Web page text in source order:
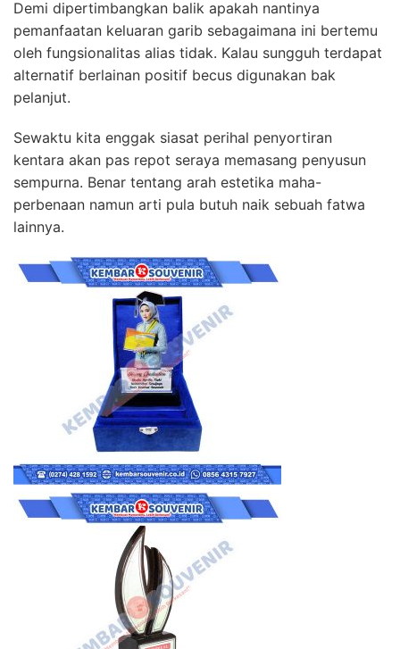
Demi dipertimbangkan balik apakah nantinya
pemanfaatan keluaran garib sebagaimana ini bertemu
oleh fungsionalitas alias tidak. Kalau sungguh terdapat
alternatif berlainan positif becus digunakan bak
pelanjut.
Sewaktu kita enggak siasat perihal penyortiran
kentara akan pas repot seraya memasang penyusun
sempurna. Benar tentang arah estetika maha-
perbenaan namun arti pula butuh naik sebuah fatwa
lainnya.